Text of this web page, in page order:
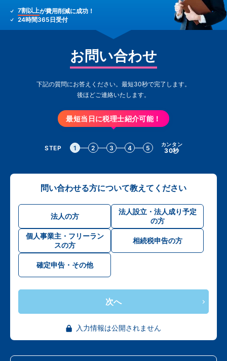
7割以上が費用削減に成功！
24時間365日受付
お問い合わせ
下記の質問にお答えください。最短30秒で完了します。
後ほどご連絡いたします。
最短当日に税理士紹介可能！
STEP 1 2 3 4 5 カンタン
30秒
問い合わせる方について教えてください
法人の方
法人設立・法人成り予定
の方
個人事業主・フリーラン
スの方
相続税申告の方
確定申告・その他
次へ
入力情報は公開されません